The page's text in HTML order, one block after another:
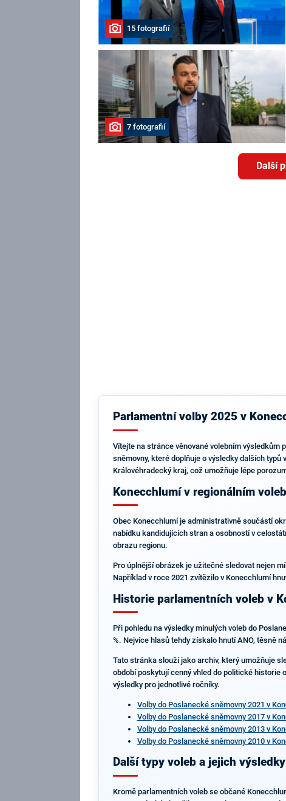
15 fotografií
7 fotografií
Další
Parlamentní volby 2025 v
Vítejte na stránce věnované volebním
sněmovny, které doplňuje o výsledky dalších
Královéhradecký kraj, což umožňuje lépe
Konecchlumí v regionálním
Obec Konecchlumí je administrativně součástí
nabídku kandidujících stran a osobností v
obrazu regionu.
Pro úplnější obrázek je užitečné sledovat nejen
Například v roce 2021 zvítězilo v Konecchlumí
Historie parlamentních voleb v
Při pohledu na výsledky minulých voleb do
%. Nejvíce hlasů tehdy získalo hnutí ANO, těsně
Tato stránka slouží jako archiv, který umožňuje
období poskytují cenný vhled do politické historie
výsledky pro jednotlivé ročníky.
Volby do Poslanecké sněmovny 2021 v
Volby do Poslanecké sněmovny 2017 v
Volby do Poslanecké sněmovny 2013 v
Volby do Poslanecké sněmovny 2010 v
Další typy voleb a jejich
Kromě parlamentních voleb se občané